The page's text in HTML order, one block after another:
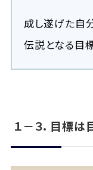
成し遂げた自
伝説となる目
１－３．目標